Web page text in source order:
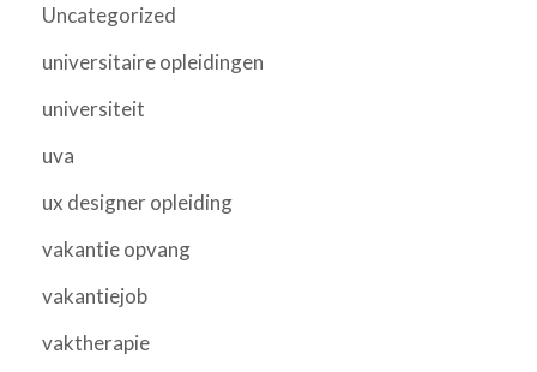
Uncategorized
universitaire opleidingen
universiteit
uva
ux designer opleiding
vakantie opvang
vakantiejob
vaktherapie